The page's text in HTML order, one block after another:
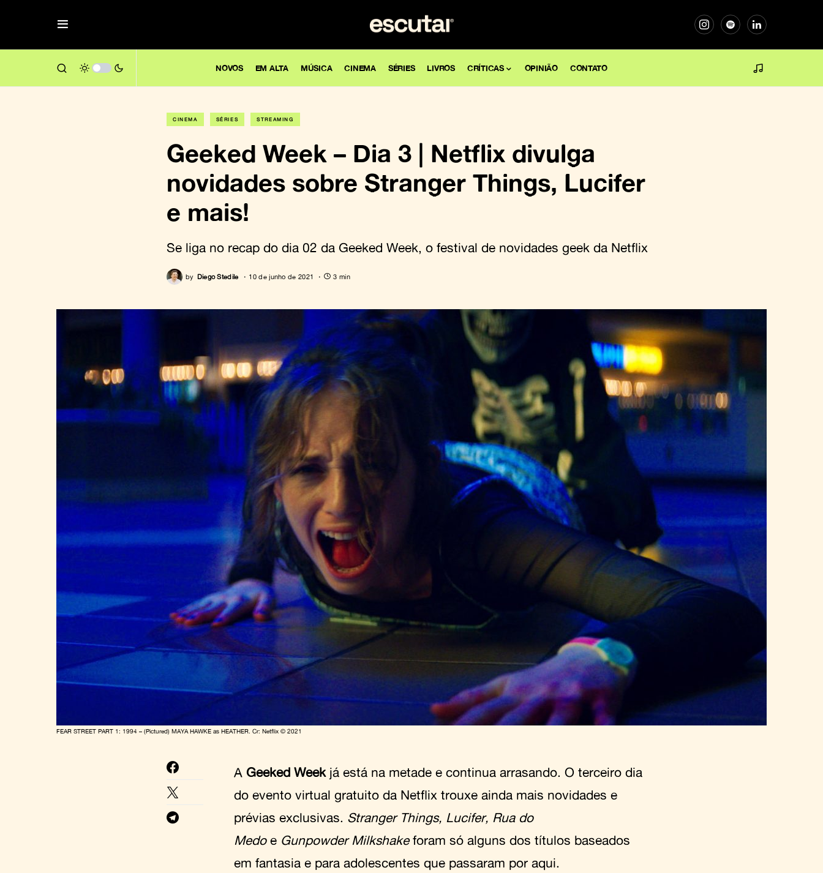
NOVOS EM ALTA MÚSICA CINEMA SÉRIES LIVROS CRÍTICAS OPINIÃO CONTATO
CINEMA SÉRIES STREAMING
Geeked Week – Dia 3 | Netflix divulga
novidades sobre Stranger Things, Lucifer
e mais!
Se liga no recap do dia 02 da Geeked Week, o festival de novidades geek da Netflix
by Diego Stedile 10 de junho de 2021 3 min
FEAR STREET PART 1: 1994 – (Pictured) MAYA HAWKE as HEATHER. Cr: Netflix © 2021
A Geeked Weekjá está na metade e continua arrasando. O terceiro dia
do evento virtual gratuito da Netflix trouxe ainda mais novidades e
prévias exclusivas. Stranger Things, Lucifer, Rua do
Medoe Gunpowder Milkshakeforam só alguns dos títulos baseados
em fantasia e para adolescentes que passaram por aqui.